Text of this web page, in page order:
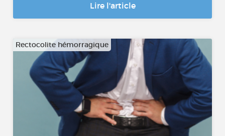
Lire l'article
Rectocolite hémorragique